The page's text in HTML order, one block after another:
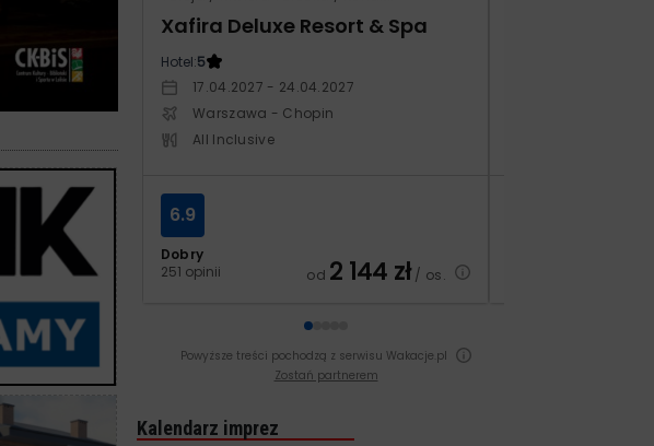
Xafira Deluxe Resort & Spa
Hotel:5
17.04.2027 - 24.04.2027
Warszawa - Chopin
All Inclusive
Dobry
251 opinii
6.9
od 2 144 zł/ os.
Powyższe treści pochodzą z serwisu Wakacje.pl
Zostań partnerem
Kalendarz imprez